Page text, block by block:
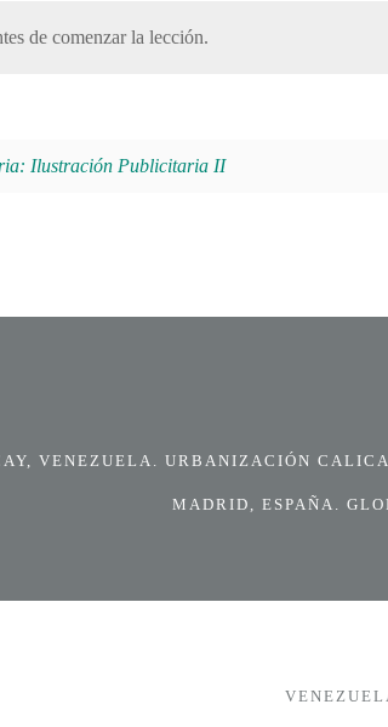
de comenzar la lección.
Ilustración Publicitaria II
VENEZUELA. URBANIZACIÓN
MADRID, ESPAÑA.